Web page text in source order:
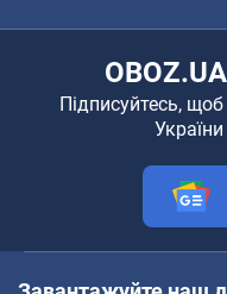
Підписуйтесь, щоб
України